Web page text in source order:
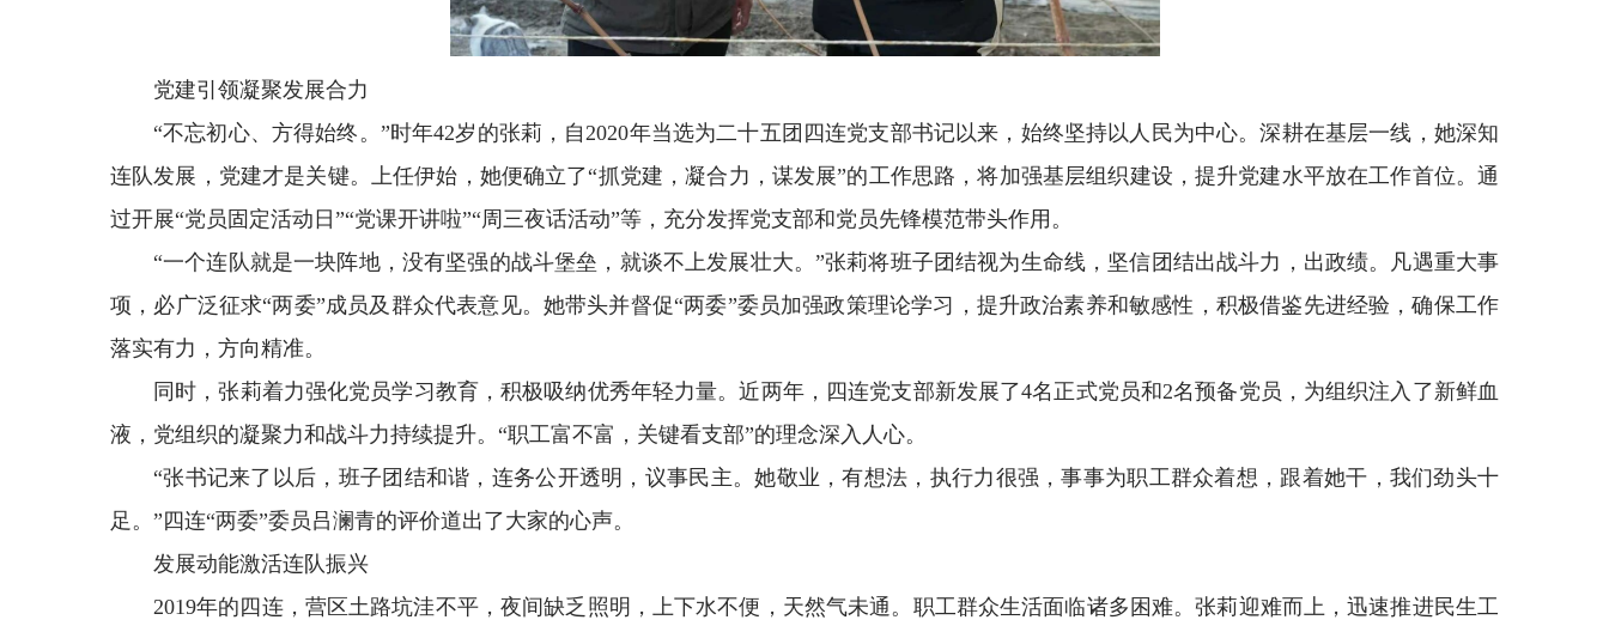
党建引领凝聚发展合力
“不忘初心、方得始终。”时年42岁的张莉，自2020年当选为二十五团四连党支部书记以来，始终坚持以人民为中心。深耕在基层一线，她深知
连队发展，党建才是关键。上任伊始，她便确立了“抓党建，凝合力，谋发展”的工作思路，将加强基层组织建设，提升党建水平放在工作首位。通
过开展“党员固定活动日”“党课开讲啦”“周三夜话活动”等，充分发挥党支部和党员先锋模范带头作用。
“一个连队就是一块阵地，没有坚强的战斗堡垒，就谈不上发展壮大。”张莉将班子团结视为生命线，坚信团结出战斗力，出政绩。凡遇重大事
项，必广泛征求“两委”成员及群众代表意见。她带头并督促“两委”委员加强政策理论学习，提升政治素养和敏感性，积极借鉴先进经验，确保工作
落实有力，方向精准。
同时，张莉着力强化党员学习教育，积极吸纳优秀年轻力量。近两年，四连党支部新发展了4名正式党员和2名预备党员，为组织注入了新鲜血
液，党组织的凝聚力和战斗力持续提升。“职工富不富，关键看支部”的理念深入人心。
“张书记来了以后，班子团结和谐，连务公开透明，议事民主。她敬业，有想法，执行力很强，事事为职工群众着想，跟着她干，我们劲头十
足。”四连“两委”委员吕澜青的评价道出了大家的心声。
发展动能激活连队振兴
2019年的四连，营区土路坑洼不平，夜间缺乏照明，上下水不便，天然气未通。职工群众生活面临诸多困难。张莉迎难而上，迅速推进民生工